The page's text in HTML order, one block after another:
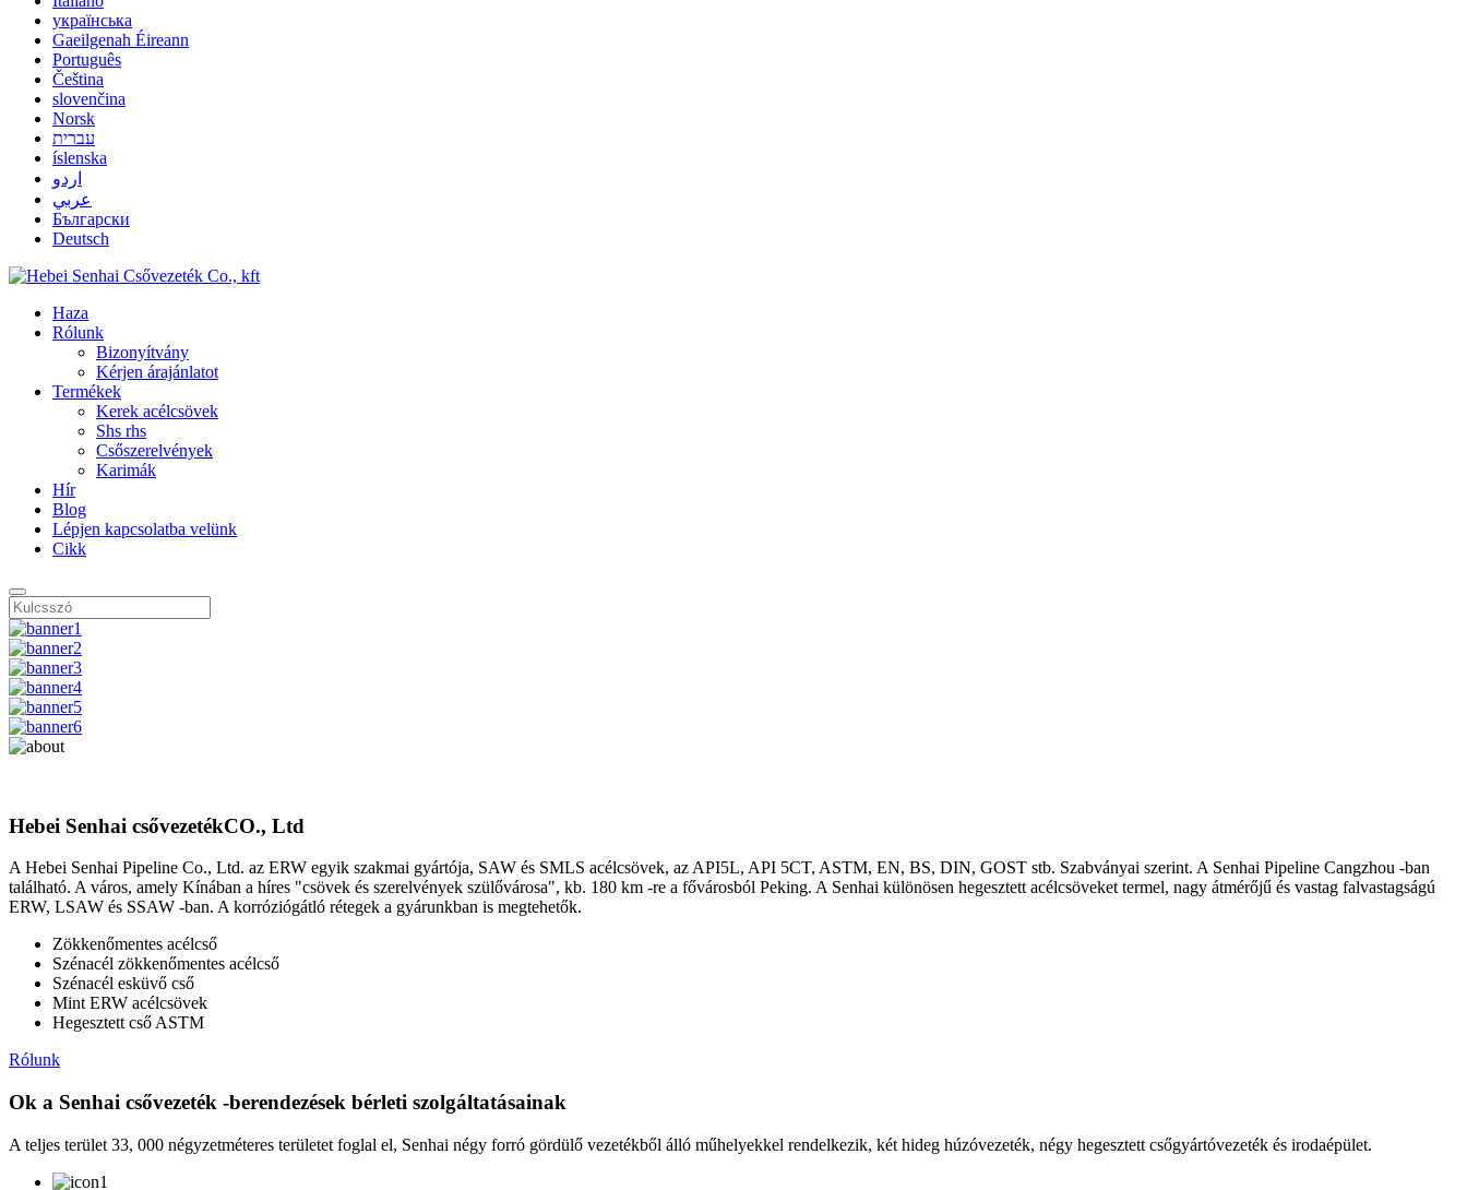
українська
Gaeilgenah Éireann
Português
Čeština
slovenčina
Norsk
עברית
íslenska
اردو
عربي
Български
Deutsch
Haza
Rólunk
Bizonyítvány
Kérjen árajánlatot
Termékek
Kerek acélcsövek
Shs rhs
Csőszerelvények
Karimák
Hír
Blog
Lépjen kapcsolatba velünk
Cikk
Hebei Senhai csővezetékCO., Ltd
A Hebei Senhai Pipeline Co., Ltd. az ERW egyik szakmai gyártója, SAW és SMLS acélcsövek, az API5L, API 5CT, ASTM, EN, BS, DIN, GOST stb. Szabványai szerint. A Senhai Pipeline Cangzhou -ban
található. A város, amely Kínában a híres "csövek és szerelvények szülővárosa", kb. 180 km -re a fővárosból Peking. A Senhai különösen hegesztett acélcsöveket termel, nagy átmérőjű és vastag falvastagságú
ERW, LSAW és SSAW -ban. A korróziógátló rétegek a gyárunkban is megtehetők.
Zökkenőmentes acélcső
Szénacél zökkenőmentes acélcső
Szénacél esküvő cső
Mint ERW acélcsövek
Hegesztett cső ASTM
Rólunk
Ok a Senhai csővezeték -berendezések bérleti szolgáltatásainak
A teljes terület 33, 000 négyzetméteres területet foglal el, Senhai négy forró gördülő vezetékből álló műhelyekkel rendelkezik, két hideg húzóvezeték, négy hegesztett csőgyártóvezeték és irodaépület.